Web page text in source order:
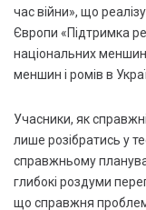
час війни», що
Європи «Підтримка
національних меншин
меншин і ромів в
Учасники, як
лише розібратись у
справжньому
глибокі роздуми
що справжня